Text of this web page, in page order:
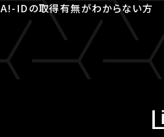
A!-IDの取得有無がわからない方